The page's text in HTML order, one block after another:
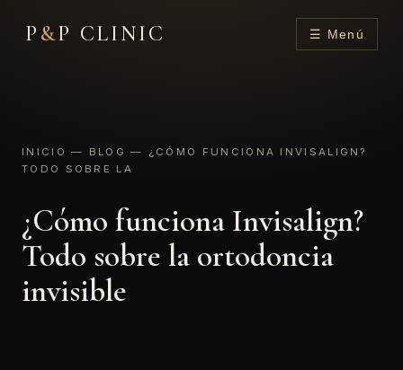
P &P CLINIC ☰ Menú
INICIO — BLOG — ¿CÓMO FUNCIONA INVISALIGN?
TODO SOBRE LA
¿Cómo funciona Invisalign?
Todo sobre la ortodoncia
invisible